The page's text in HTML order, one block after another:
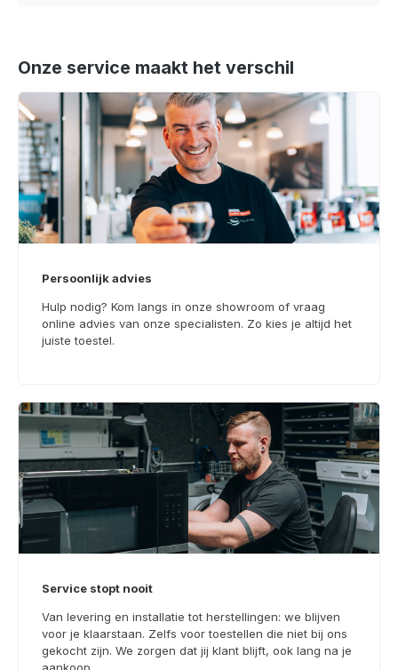
Onze service maakt het verschil
Persoonlijk advies
Hulp nodig? Kom langs in onze showroom of vraag
online advies van onze specialisten. Zo kies je altijd het
juiste toestel.
Service stopt nooit
Van levering en installatie tot herstellingen: we blijven
voor je klaarstaan. Zelfs voor toestellen die niet bij ons
gekocht zijn. We zorgen dat jij klant blijft, ook lang na je
aankoop.